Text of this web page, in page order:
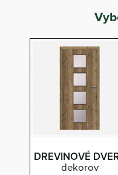
DREVINOVÉ
dekorov